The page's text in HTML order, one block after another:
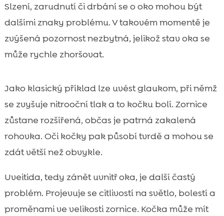
Slzení, zarudnutí či drbání se o oko mohou být
dalšími znaky problému. V takovém momentě je
zvýšená pozornost nezbytná, jelikož stav oka se
může rychle zhoršovat.
Jako klasický příklad lze uvést glaukom, při němž
se zvyšuje nitrooční tlak a to kočku bolí. Zornice
zůstane rozšířená, občas je patrná zakalená
rohovka. Oči kočky pak působí tvrdě a mohou se
zdát větší než obvykle.
Uveitida, tedy zánět uvnitř oka, je další častý
problém. Projevuje se citlivostí na světlo, bolestí a
proměnami ve velikosti zornice. Kočka může mít